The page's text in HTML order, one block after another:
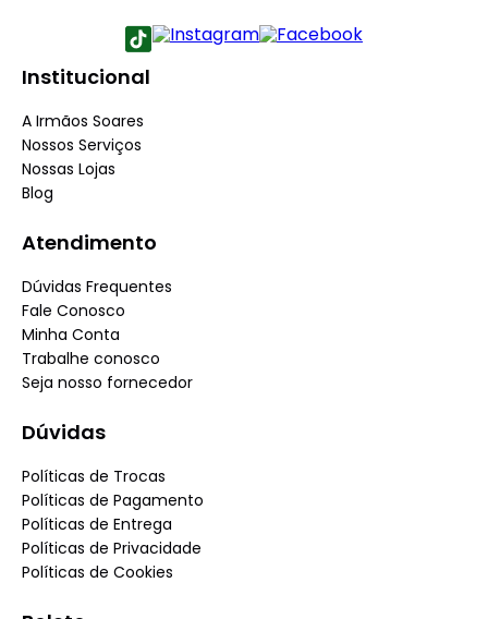
Institucional
A Irmãos Soares
Nossos Serviços
Nossas Lojas
Blog
Atendimento
Dúvidas Frequentes
Fale Conosco
Minha Conta
Trabalhe conosco
Seja nosso fornecedor
Dúvidas
Políticas de Trocas
Políticas de Pagamento
Políticas de Entrega
Políticas de Privacidade
Políticas de Cookies